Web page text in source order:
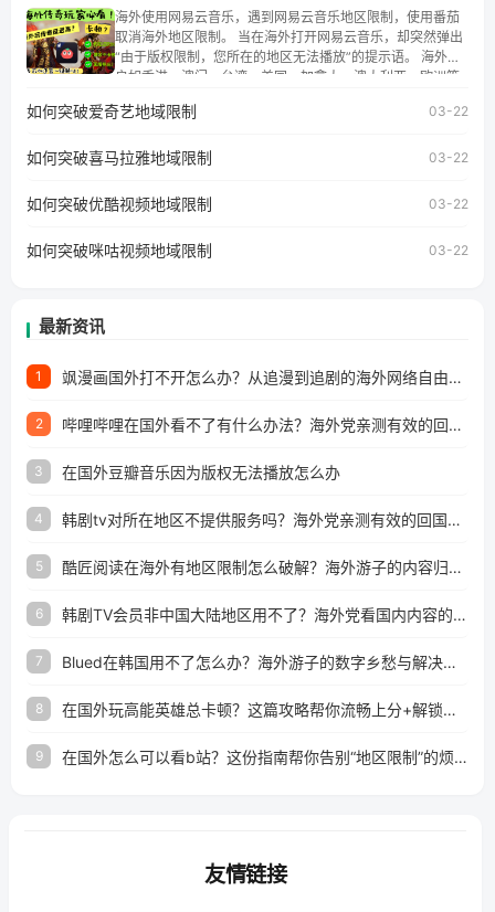
朋友们，使用番茄回国加速器，即可解决「海外用户收听腾
讯视频地区版权限制」的问题，无论人在香港、澳门、台
湾、美国、加拿大、澳大利亚、欧洲等国家和地区工作、留
学、定居等，都可以使用，不再因地区和版权限制所困扰。
海外使用网易云音乐，遇到网易云音乐地区限制，使用番茄
取消海外地区限制。 当在海外打开网易云音乐，却突然弹出
“由于版权限制，您所在的地区无法播放”的提示语。 海外用
户如香港、澳门、台湾、美国、加拿大、澳大利亚、欧洲等
地区及版权限制问题，且仅能在中国大陆地区播放。 遇到这
户收听网易云音乐地区版权限制」的问题，无论人在香港、
工作、留学、定居等，都可以使用，不再因地区和版权限制
所困扰。
如何突破爱奇艺地域限制 03-22
如何突破喜马拉雅地域限制 03-22
如何突破优酷视频地域限制 03-22
如何突破咪咕视频地域限制 03-22
最新资讯
1 飒漫画国外打不开怎么办？从追漫到追剧的海外网络自由之路
2 哔哩哔哩在国外看不了有什么办法？海外党亲测有效的回国加速解决方案
3 在国外豆瓣音乐因为版权无法播放怎么办
4 韩剧tv对所在地区不提供服务吗？海外党亲测有效的回国加速解决方案
5 酷匠阅读在海外有地区限制怎么破解？海外游子的内容归乡路
6 韩剧TV会员非中国大陆地区用不了？海外党看国内内容的加速器选择指南
7 Blued在韩国用不了怎么办？海外游子的数字乡愁与解决方案
8 在国外玩高能英雄总卡顿？这篇攻略帮你流畅上分+解锁国内影音自由
9 在国外怎么可以看b站？这份指南帮你告别“地区限制”的烦恼
友情链接